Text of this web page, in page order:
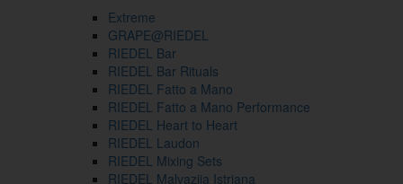
Extreme
GRAPE@RIEDEL
RIEDEL Bar
RIEDEL Bar Rituals
RIEDEL Fatto a Mano
RIEDEL Fatto a Mano Performance
RIEDEL Heart to Heart
RIEDEL Laudon
RIEDEL Mixing Sets
RIEDEL Malvazija Istriana